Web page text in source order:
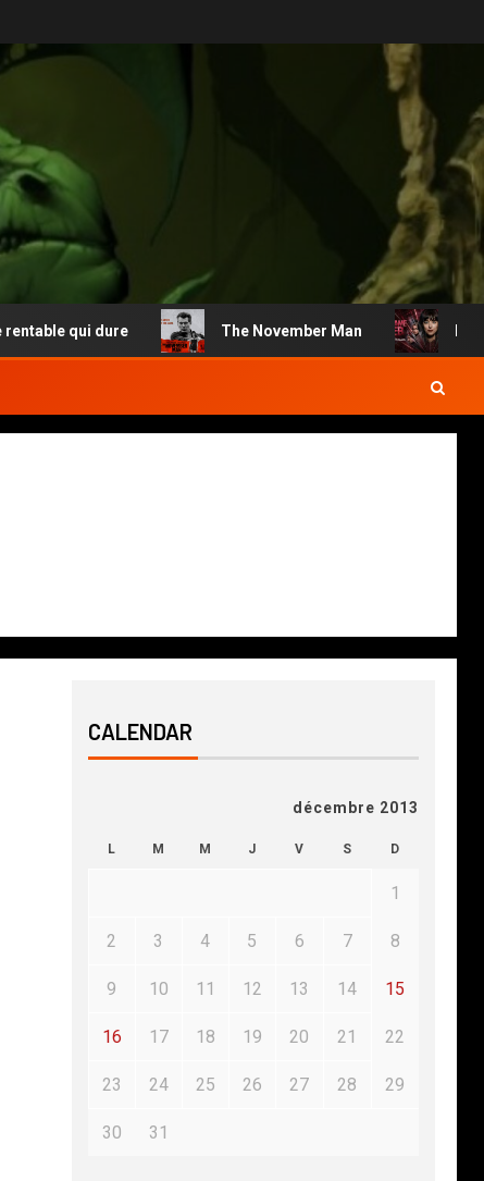
qui dure The November Man Madame
CALENDAR
décembre 2013
L M M J V S D
1
2 3 4 5 6 7 8
9 10 11 12 13 14 15
16 17 18 19 20 21 22
23 24 25 26 27 28 29
30 31